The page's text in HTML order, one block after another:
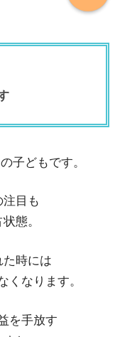
子どもです。
注目も
態。
た時には
くなります。
を手放す